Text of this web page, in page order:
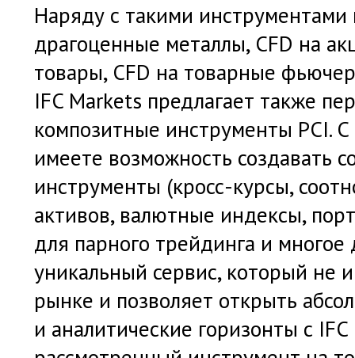
Наряду с такими
драгоценные металлы, CFD на
товары, CFD на товарные
IFC Markets предлагает также
композитные инструменты PCI.
имеете возможность создавать
инструменты (кросс-курсы,
активов, валютные индексы,
для парного трейдинга и многое
уникальный сервис, который не
рынке и позволяет открыть
и аналитические горизонты с